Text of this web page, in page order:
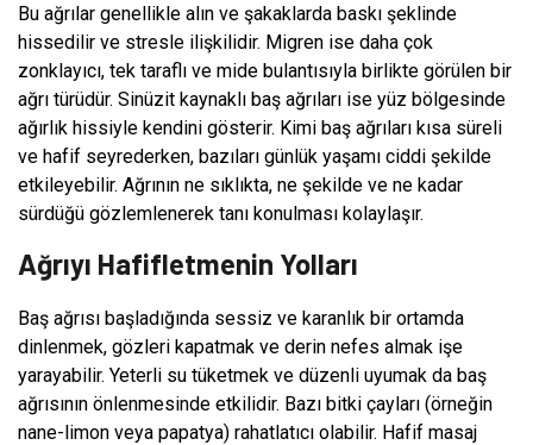
Bu ağrılar genellikle alın ve şakaklarda baskı şeklinde
hissedilir ve stresle ilişkilidir. Migren ise daha çok
zonklayıcı, tek taraflı ve mide bulantısıyla birlikte görülen bir
ağrı türüdür. Sinüzit kaynaklı baş ağrıları ise yüz bölgesinde
ağırlık hissiyle kendini gösterir. Kimi baş ağrıları kısa süreli
ve hafif seyrederken, bazıları günlük yaşamı ciddi şekilde
etkileyebilir. Ağrının ne sıklıkta, ne şekilde ve ne kadar
sürdüğü gözlemlenerek tanı konulması kolaylaşır.
Ağrıyı Hafifletmenin Yolları
Baş ağrısı başladığında sessiz ve karanlık bir ortamda
dinlenmek, gözleri kapatmak ve derin nefes almak işe
yarayabilir. Yeterli su tüketmek ve düzenli uyumak da baş
ağrısının önlenmesinde etkilidir. Bazı bitki çayları (örneğin
nane-limon veya papatya) rahatlatıcı olabilir. Hafif masaj